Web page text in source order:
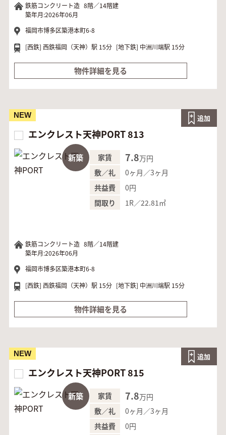
鉄筋コンクリート造 8階／14階建
築年月:2026年06月
福岡市博多区築港本町6-8
[西鉄] 西鉄福岡（天神）駅 15分 [地下鉄] 中洲川端駅 15分
物件詳細を見る
エンクレスト天神PORT 813
NEW
新築
追加
家賃 7.8万円
敷／礼
0ヶ月／3ヶ月
共益費
0円
間取り
1R／22.81㎡
鉄筋コンクリート造 8階／14階建
築年月:2026年06月
福岡市博多区築港本町6-8
[西鉄] 西鉄福岡（天神）駅 15分 [地下鉄] 中洲川端駅 15分
物件詳細を見る
エンクレスト天神PORT 815
NEW
新築
追加
家賃 7.8万円
敷／礼
0ヶ月／3ヶ月
共益費
0円